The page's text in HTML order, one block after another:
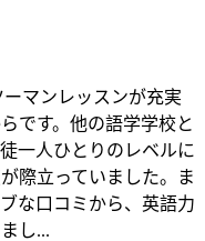
ーマンレッスンが充実
です。他の語学学校と
一人ひとりのレベルに
際立っていました。ま
な口コミから、英語力
し...